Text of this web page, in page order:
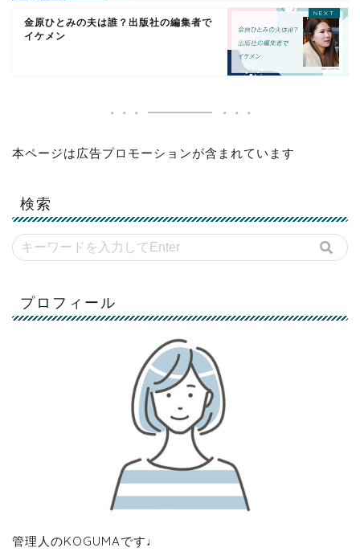
金原ひとみの夫は誰？出版社の編集者で
イケメン
本ページは広告プロモーションが含まれています
検索
プロフィール
管理人のKOGUMAです♩